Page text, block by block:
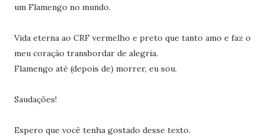
um Flamengo no mundo.
Vida eterna ao CRF vermelho e preto que tanto amo e faz o
meu coração transbordar de alegria.
Flamengo até (depois de) morrer, eu sou.
Saudações!
Espero que você tenha gostado desse texto.